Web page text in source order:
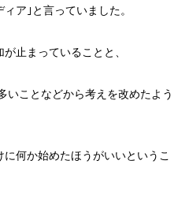
ア｣と言っていました。
止まっていることと、
いことなどから考えを改めたよう
何か始めたほうがいいというこ